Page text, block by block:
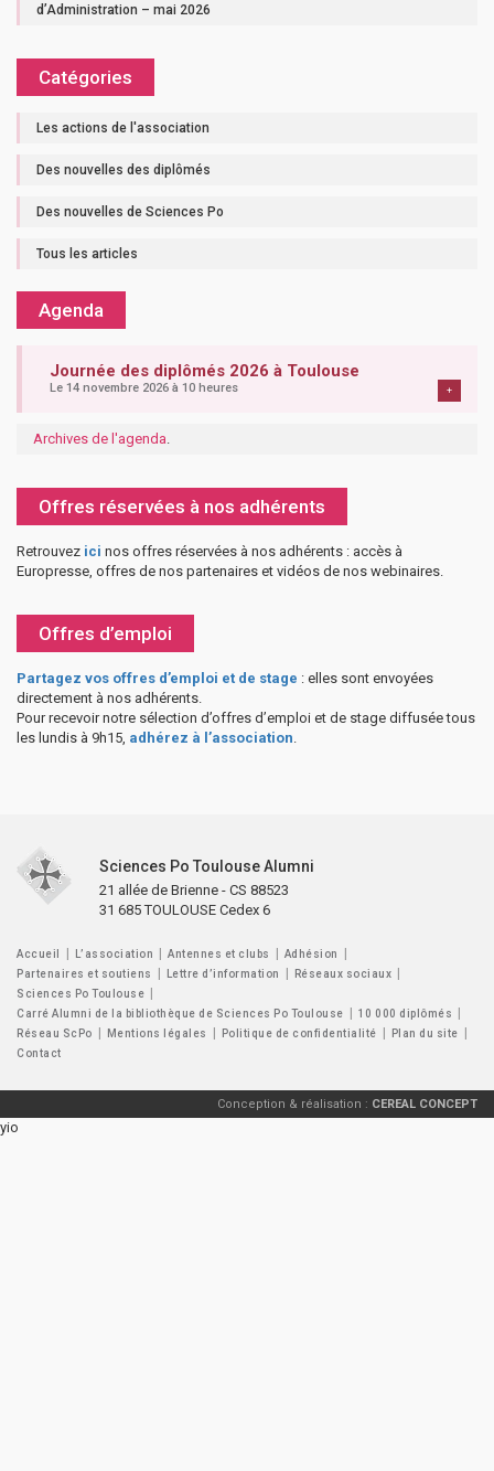
d’Administration – mai 2026
Catégories
Les actions de l'association
Des nouvelles des diplômés
Des nouvelles de Sciences Po
Tous les articles
Agenda
Journée des diplômés 2026 à Toulouse
Le 14 novembre 2026 à 10 heures +
Archives de l'agenda
Offres réservées à nos adhérents
Retrouvez ici nos offres réservées à nos adhérents : accès à
Europresse, offres de nos partenaires et vidéos de nos webinaires.
Offres d’emploi
Partagez vos offres d’emploi et de stage : elles sont envoyées
directement à nos adhérents.
Pour recevoir notre sélection d’offres d’emploi et de stage diffusée tous
les lundis à 9h15, adhérez à l’association
Sciences Po Toulouse Alumni
21 allée de Brienne - CS 88523
31 685 TOULOUSE Cedex 6
Accueil L’association Antennes et clubs
Adhésion
Partenaires et soutiens
Lettre d’information
Réseaux sociaux
Sciences Po Toulouse
Carré Alumni de la bibliothèque de Sciences Po Toulouse
10 000 diplômés
Réseau ScPo
Mentions légales Politique de confidentialité
Plan du site
Contact
Conception & réalisation : CEREAL CONCEPT
yio